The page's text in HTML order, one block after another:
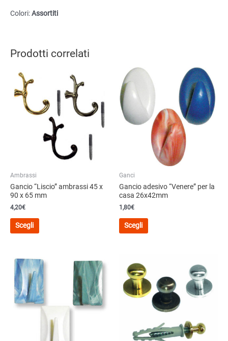
Colori:Assortiti
Prodotti correlati
Ambrassi
Gancio “Liscio” ambrassi 45 x
90 x 65 mm
4,20€
Scegli
Questo
prodotto
varianti.
Le
opzioni
possono
essere
scelte
nella
Ganci
Gancio adesivo “Venere” per la
casa 26x42mm
1,80€
Scegli
Questo
prodotto
opzioni
possono
essere
nella